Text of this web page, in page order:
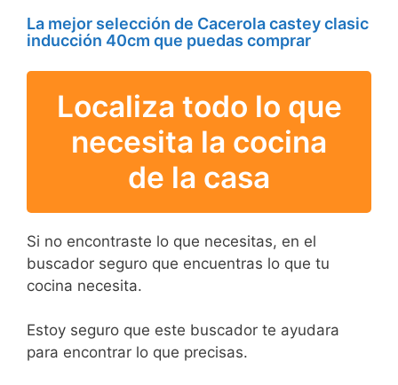
La mejor selección de Cacerola castey clasic
inducción 40cm que puedas comprar
Localiza todo lo que
necesita la cocina
de la casa
Si no encontraste lo que necesitas, en el
buscador seguro que encuentras lo que tu
cocina necesita.
Estoy seguro que este buscador te ayudara
para encontrar lo que precisas.